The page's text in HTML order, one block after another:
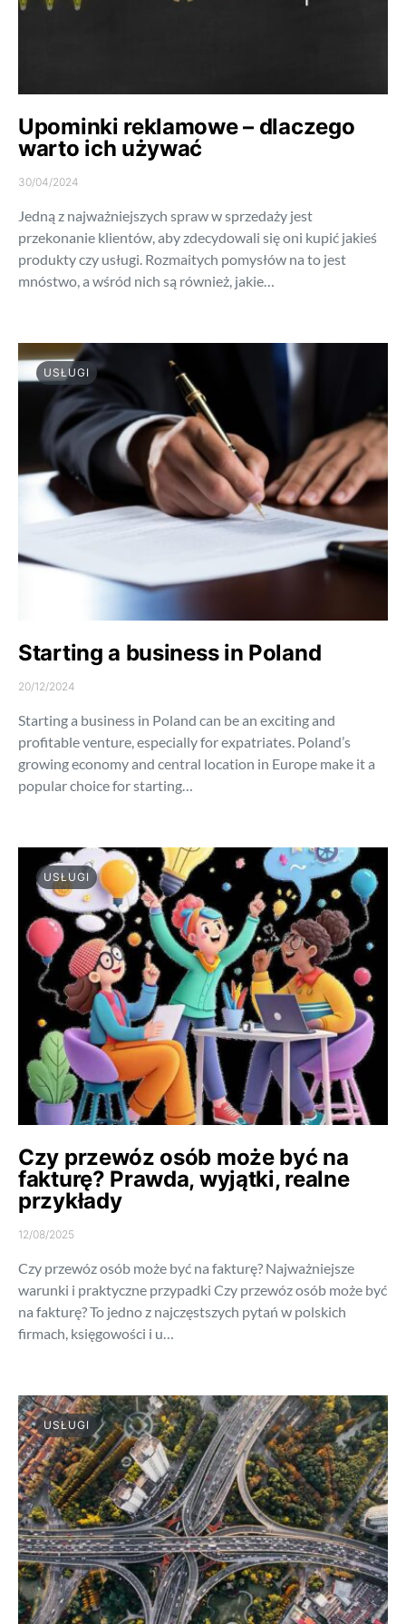
Upominki reklamowe – dlaczego
warto ich używać
30/04/2024
Jedną z najważniejszych spraw w sprzedaży jest
przekonanie klientów, aby zdecydowali się oni kupić jakieś
produkty czy usługi. Rozmaitych pomysłów na to jest
mnóstwo, a wśród nich są również, jakie…
USŁUGI
Starting a business in Poland
20/12/2024
Starting a business in Poland can be an exciting and
profitable venture, especially for expatriates. Poland’s
growing economy and central location in Europe make it a
popular choice for starting…
USŁUGI
Czy przewóz osób może być na
fakturę? Prawda, wyjątki, realne
przykłady
12/08/2025
Czy przewóz osób może być na fakturę? Najważniejsze
warunki i praktyczne przypadki Czy przewóz osób może być
na fakturę? To jedno z najczęstszych pytań w polskich
firmach, księgowości i u…
USŁUGI